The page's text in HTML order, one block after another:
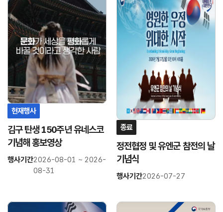
크
연
결
현재행사
김구 탄생 150주년 유네스코
기념해 홍보영상
행사기간2026-08-01 ~ 2026-
08-31
크
연
종료
정전협정 및 유엔군 참전의 날
기념식
행사기간2026-07-27
링
링